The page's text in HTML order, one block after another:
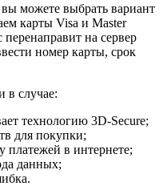
можете выбрать вариант
карты Visa и Master
на сервер
номер карты, срок
в случае:
технологию 3D-Secure;
для покупки;
платежей в интернете;
данных;